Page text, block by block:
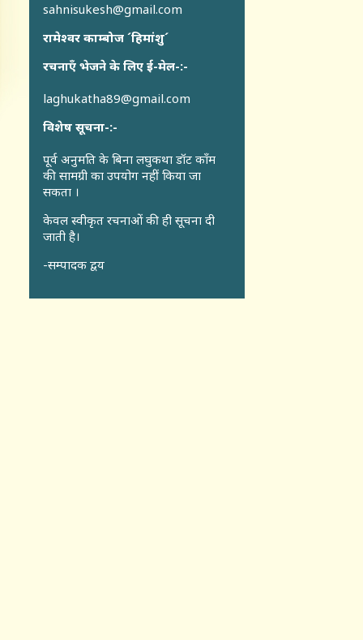
sahnisukesh@gmail.com
रामेश्वर काम्बोज ´हिमांशु´
रचनाएँ भेजने के लिए ई-मेल-:-
laghukatha89@gmail.com
विशेष सूचना-:-
पूर्व अनुमति के बिना लघुकथा डॉट कॉंम
की सामग्री का उपयोग नहीं किया जा
सकता ।
केवल स्वीकृत रचनाओं की ही सूचना दी
जाती है।
-सम्पादक द्वय